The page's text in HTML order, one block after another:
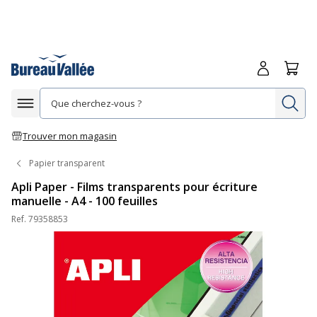
Afficher la navigation
Trouver mon magasin
Me
Papier transparent
Apli Paper - Films transparents pour écriture
manuelle - A4 - 100 feuilles
Ref. 79358853